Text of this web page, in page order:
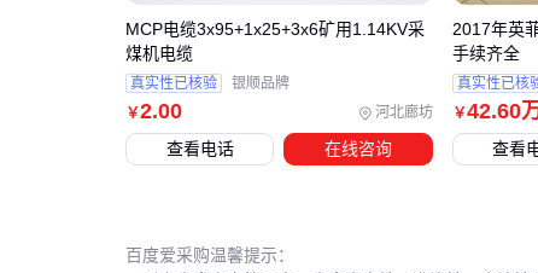
￥2.00 河北廊坊
MCP电缆3x95+1x25+3x6矿用1.14KV采
煤机电缆
真实性已核验 银顺品牌
查看电话 在线咨询
￥42.60
2017年英
手续齐全
真实性已核
查看
百度爱采购温馨提示：